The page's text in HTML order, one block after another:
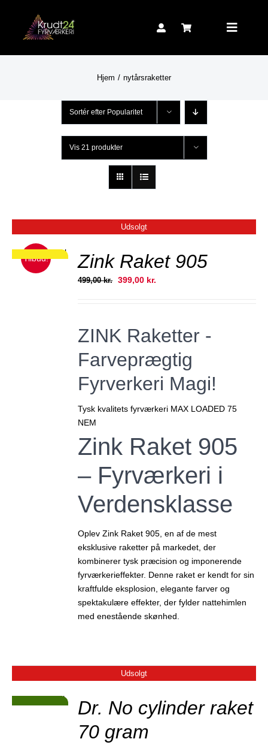
content
Toggle
Hjem nytårsraketter
Sortér efter Popularitet
Vis 21 produkter
Udsolgt
Tilbud!
PRIS! Zink Raket 905
499,00kr. Den
499,00 kr..
399,00 kr.
399,00 kr..
ZINK Raketter -
Farveprægtig
Fyrverkeri Magi!
Tysk kvalitets fyrværkeri MAX LOADED 75
NEM
Zink Raket 905
– Fyrværkeri i
Verdensklasse
OplevZink Raket 905 , en af de mest
eksklusive raketter på markedet, der
kombinerer tysk præcision og imponerende
fyrværkerieffekter. Denne raket er kendt for sin
kraftfulde eksplosion, elegante farver og
spektakulære effekter, der fylder nattehimlen
med enestående skønhed.
Udsolgt
Dr. No cylinder raket
70 gram